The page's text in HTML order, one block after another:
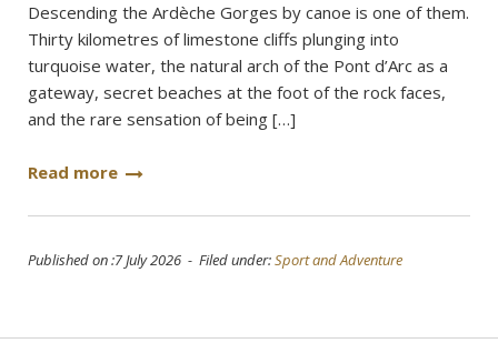
Descending the Ardèche Gorges by canoe is one of them.
Thirty kilometres of limestone cliffs plunging into
turquoise water, the natural arch of the Pont d’Arc as a
gateway, secret beaches at the foot of the rock faces,
and the rare sensation of being […]
Read more
Published on :7 July 2026 - Filed under:Sport and Adventure